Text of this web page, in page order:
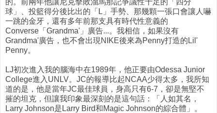
球」、投籃得分後比出的「L」手勢、那幾顆一張口會讓人嚇
一跳的金牙，還有多年前那支具有時代性意義的
Converse「Grandma'」廣告...。我相信，如果沒有
Grandma'廣告，也不會出現NIKE後來為Penny打造的Lil'
Penny。
LJ初次進入我的腦海中在1989年，他正要由Odessa Junior
College進入UNLV。JC的報導比起NCAA少得太多，我所知
道的是，他是當年JC最佳球員，身高只有6-7，卻是無堅不
摧的坦克，但讓我印象最深刻的是這句話：「人如其名，
Larry Johnson是Larry Bird和Magic Johnson的綜合體」。